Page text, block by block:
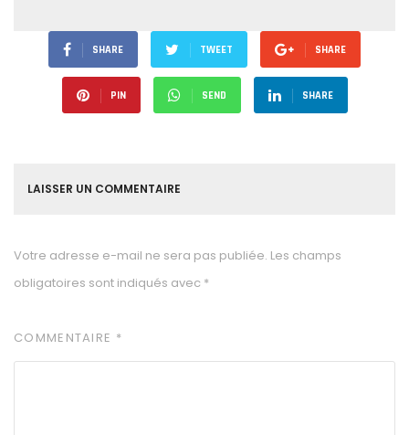
SHARE TWEET SHARE
PIN SEND SHARE
LAISSER UN COMMENTAIRE
Votre adresse e-mail ne sera pas publiée. Les champs
obligatoires sont indiqués avec *
COMMENTAIRE *